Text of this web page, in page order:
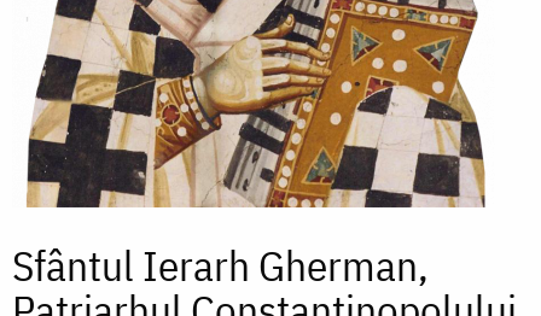
Sfântul Ierarh Gherman,